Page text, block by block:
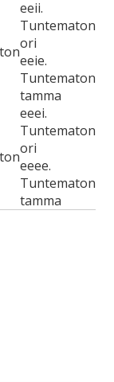
eeii.
Tuntematon
ori
eeie.
Tuntematon
tamma
eeei.
Tuntematon
ori
eeee.
Tuntematon
tamma